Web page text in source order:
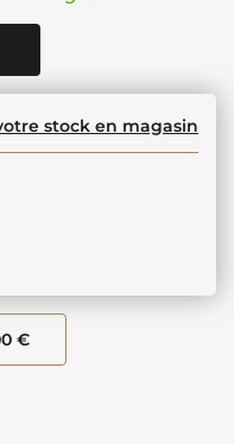
stock en magasin
€